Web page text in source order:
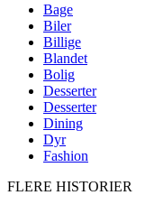
Bage
Biler
Billige
Blandet
Bolig
Desserter
Desserter
Dining
Dyr
Fashion
FLERE HISTORIER